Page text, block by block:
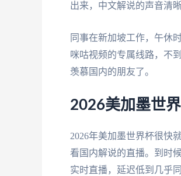
出来，中文解说的声音清
同事在新加坡工作，午休
咪咕视频的专属线路，不
羡慕国内的朋友了。
2026美加墨世
2026年美加墨世界杯很快
看国内解说的直播。到时
实时直播，延迟低到几乎